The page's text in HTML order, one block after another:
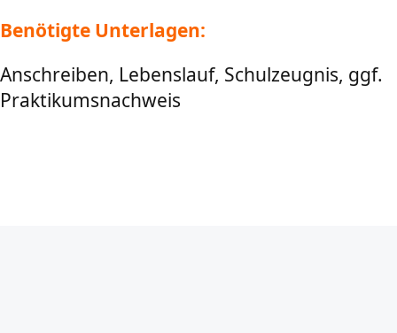
Benötigte Unterlagen:
Anschreiben, Lebenslauf, Schulzeugnis, ggf.
Praktikumsnachweis